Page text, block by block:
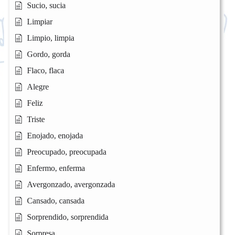
Sucio, sucia
Limpiar
Limpio, limpia
Gordo, gorda
Flaco, flaca
Alegre
Feliz
Triste
Enojado, enojada
Preocupado, preocupada
Enfermo, enferma
Avergonzado, avergonzada
Cansado, cansada
Sorprendido, sorprendida
Sorpresa